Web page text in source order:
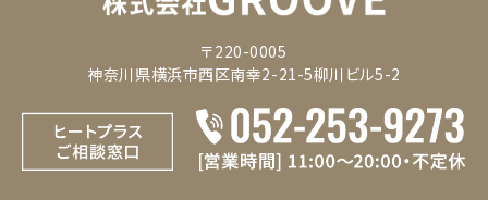
〒220-0005
神奈川県横浜市西区南幸2-21-5柳川ビル5-2